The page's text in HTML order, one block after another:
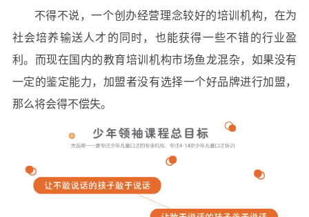
不得不说，一个创办经营理念较好的培训机构，在为
社会培养输送人才的同时，也能获得一些不错的行业盈
利。而现在国内的教育培训机构市场鱼龙混杂，如果没有
一定的鉴定能力，加盟者没有选择一个好品牌进行加盟，
那么将会得不偿失。